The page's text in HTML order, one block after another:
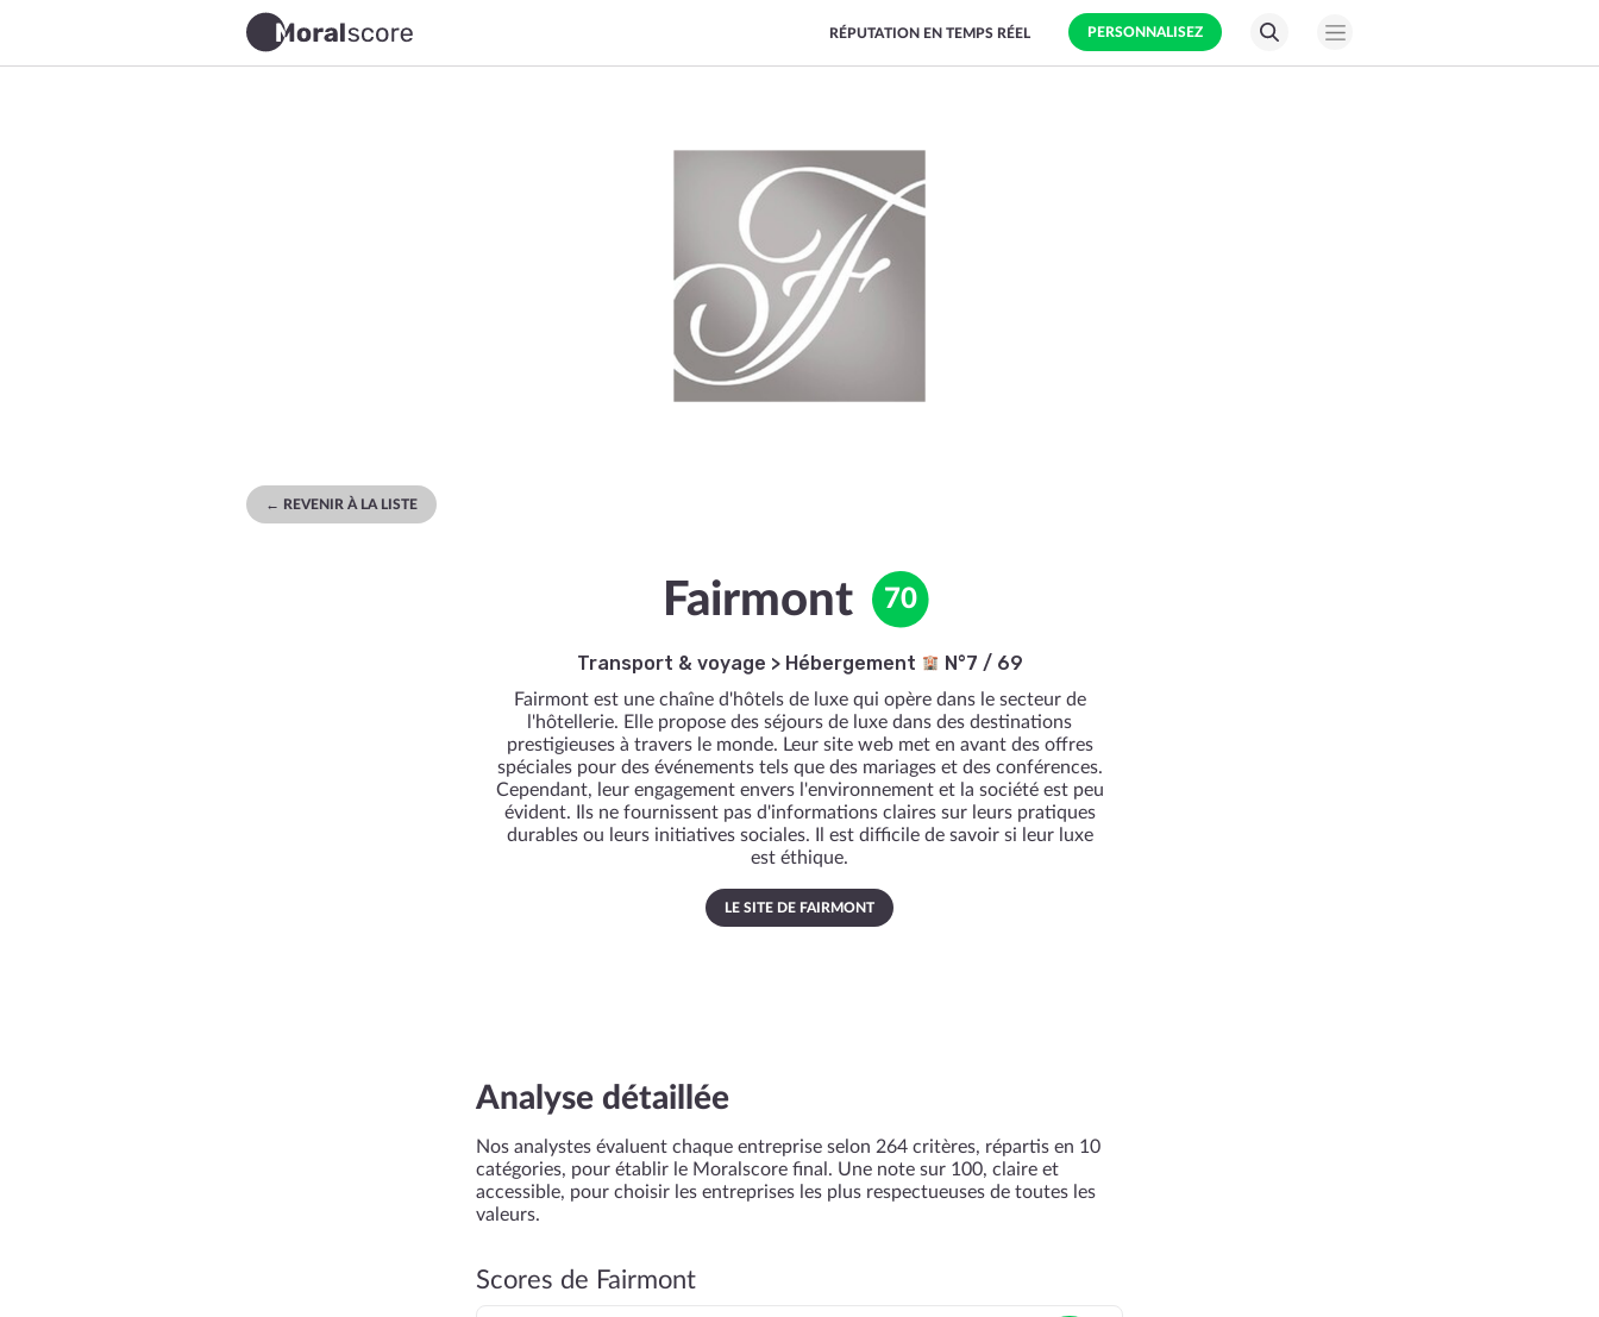
PERSONNALISEZ
RÉPUTATION EN TEMPS RÉEL
← REVENIR À LA LISTE
Fairmont 70
Transport & voyage > Hébergement N°7 / 69
Fairmont est une chaîne d'hôtels de luxe qui opère dans le secteur de
l'hôtellerie. Elle propose des séjours de luxe dans des destinations
prestigieuses à travers le monde. Leur site web met en avant des offres
spéciales pour des événements tels que des mariages et des conférences.
Cependant, leur engagement envers l'environnement et la société est peu
évident. Ils ne fournissent pas d'informations claires sur leurs pratiques
durables ou leurs initiatives sociales. Il est difficile de savoir si leur luxe
est éthique.
LE SITE DE FAIRMONT
Analyse détaillée
Nos analystes évaluent chaque entreprise selon 264 critères, répartis en 10
catégories, pour établir le Moralscore final. Une note sur 100, claire et
accessible, pour choisir les entreprises les plus respectueuses de toutes les
valeurs.
Scores de Fairmont